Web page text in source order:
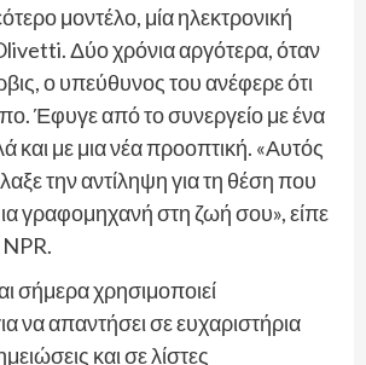
μοντέλο, μία ηλεκτρονική
Δύο χρόνια αργότερα, όταν
ο υπεύθυνος του ανέφερε ότι
Έφυγε από το συνεργείο με ένα
και με μια νέα προοπτική. «Αυτός
την αντίληψη για τη θέση που
γραφομηχανή στη ζωή σου», είπε
σήμερα χρησιμοποιεί
να απαντήσει σε ευχαριστήρια
και σε λίστες